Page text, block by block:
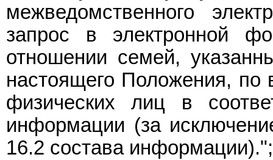
межведомственного
запрос в электронной
отношении семей,
настоящего Положения, по
физических лиц в
информации (за
16.2 состава информации).";